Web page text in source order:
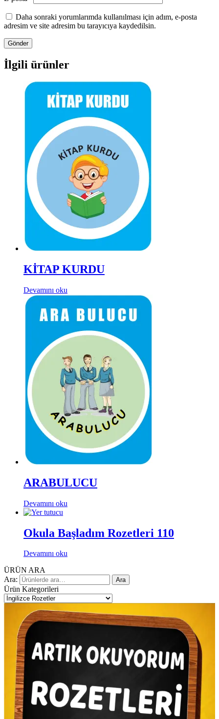
Daha sonraki yorumlarımda kullanılması için adım, e-posta
adresim ve site adresim bu tarayıcıya kaydedilsin.
İlgili ürünler
KİTAP KURDU
Devamını oku
ARABULUCU
Devamını oku
Okula Başladım Rozetleri 110
Devamını oku
ÜRÜN ARA
Ara:
Ara
Ürün Kategorileri